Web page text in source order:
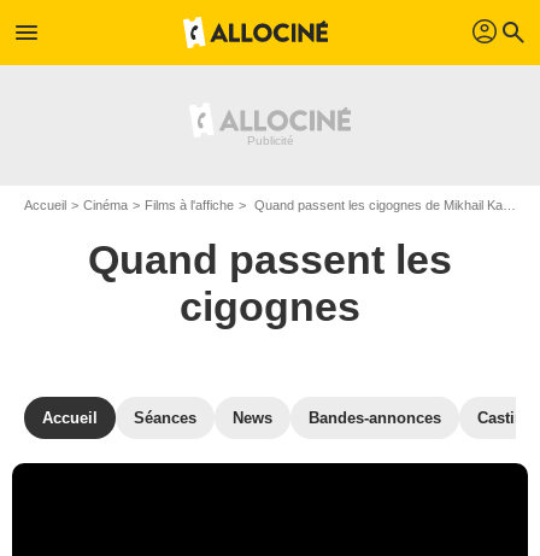
menu profil search
Accueil Cinéma Films à l'affiche Quand passent les cigognes de Mikhail Kalatozov
Quand passent les
cigognes
Accueil Séances News Bandes-annonces Casting